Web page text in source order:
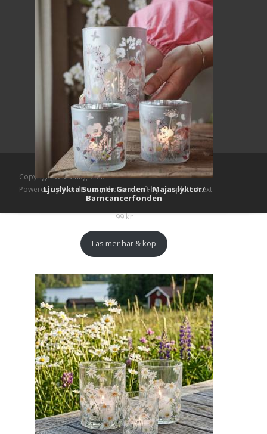
Ljuslykta Summer Garden - Majas lyktor/
Barncancerfonden
99kr
Läs mer här & köp
Copyright © Mattlagret.se
Powered by WordPress, Themei-craftby TemplatesNext.